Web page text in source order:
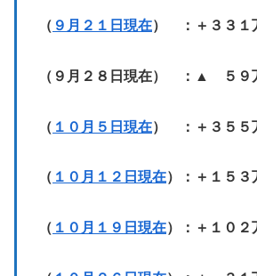
（ ９月２１日現在） ：＋３３１
（９月２８日現在） ：▲ ５９
（ １０月５日現在） ：＋３５５
（ １０月１２日現在）：＋１５３
（ １０月１９日現在）：＋１０２